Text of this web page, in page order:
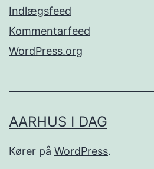
Indlægsfeed
Kommentarfeed
WordPress.org
AARHUS I DAG
Kører på WordPress.